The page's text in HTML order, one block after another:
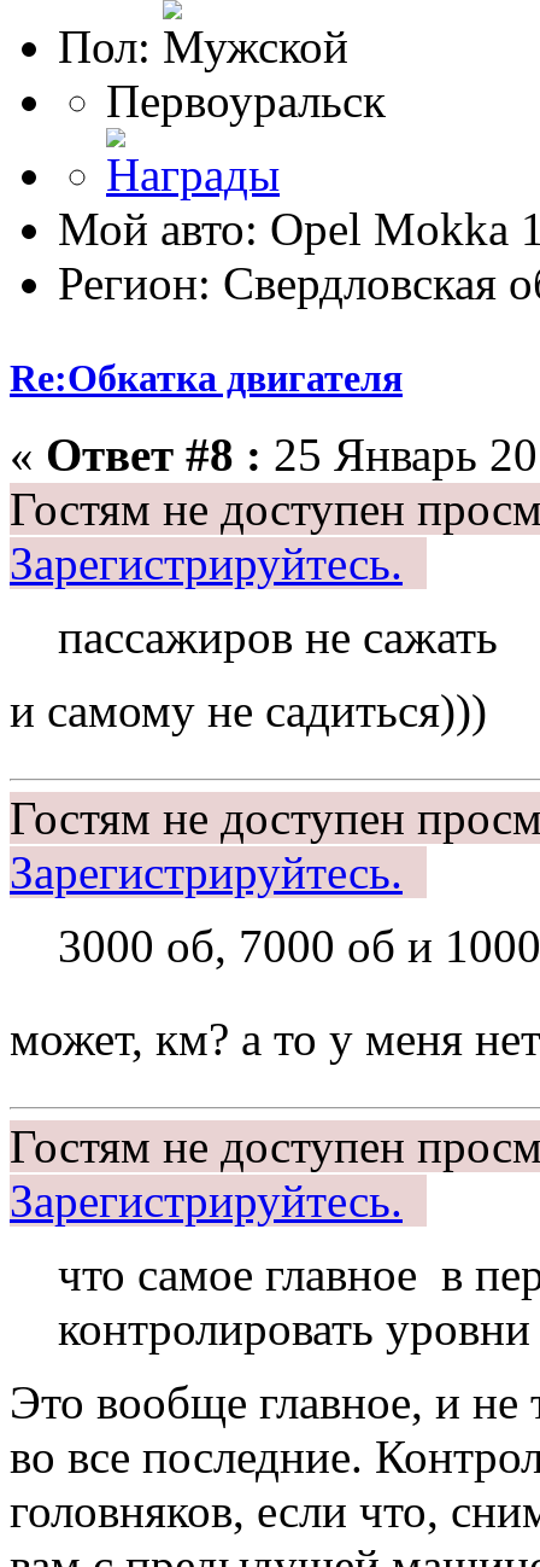
Пол:
Первоуральск
Мой авто: Opel Mokka
Регион: Свердловская
Re:Обкатка двигателя
« Ответ #8 : 25 Январь
Гостям не доступен
Зарегистрируйтесь.
пассажиров не сажать
и самому не садиться)))
Гостям не доступен
Зарегистрируйтесь.
3000 об, 7000 об и
может, км? а то у меня
Гостям не доступен
Зарегистрируйтесь.
что самое главное в
контролировать
Это вообще главное, и не
во все последние.
головняков, если что,